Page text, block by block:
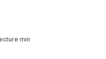
min